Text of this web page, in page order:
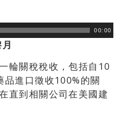
00:00
輪關稅稅收，包括自10
品進口徵收100%的關
直到相關公司在美國建